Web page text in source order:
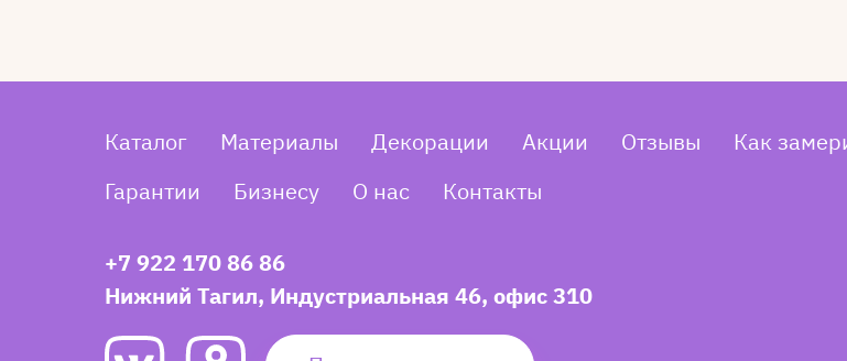
Каталог Материалы Декорации Акции Отзывы Как
Гарантии
Бизнесу О нас Контакты
+7 922 170 86 86
Нижний Тагил, Индустриальная 46, офис 310